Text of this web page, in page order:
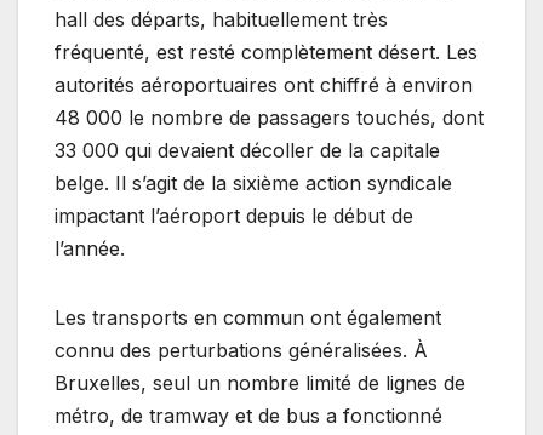
hall des départs, habituellement très
fréquenté, est resté complètement désert. Les
autorités aéroportuaires ont chiffré à environ
48 000 le nombre de passagers touchés, dont
33 000 qui devaient décoller de la capitale
belge. Il s’agit de la sixième action syndicale
impactant l’aéroport depuis le début de
l’année.
Les transports en commun ont également
connu des perturbations généralisées. À
Bruxelles, seul un nombre limité de lignes de
métro, de tramway et de bus a fonctionné